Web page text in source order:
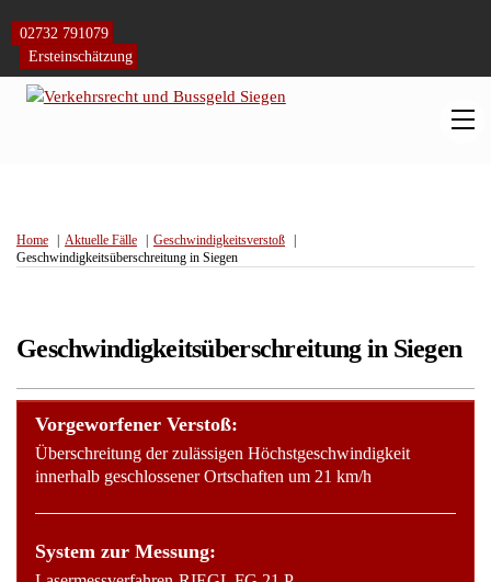
content
02732 791079
Ersteinschätzung
Home Aktuelle Fälle
Geschwindigkeitsverstoß
Geschwindigkeitsüberschreitung in Siegen
Geschwindigkeitsüberschreitung in Siegen
Vorgeworfener Verstoß:
Überschreitung der zulässigen Höchstgeschwindigkeit
innerhalb geschlossener Ortschaften um 21 km/h
System zur Messung: